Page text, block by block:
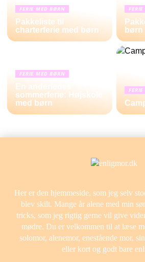
FERIE MED BØRN
Pakkeliste til
charterferie med børn
børn
FERIE MED BØRN
En anderledes
sommerferie: Højskole
med børn
Her er den hjemmeside, som jeg selv
blev skilt. Mange år alene med min
tricks, som jeg rigtig gerne vil give
mødre. Du er velkommen til at læse
solomor, alenemor, enestående mor,
eller kort og godt bare